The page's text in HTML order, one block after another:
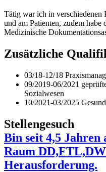
Tätig war ich in verschiedenen
und am Patienten, zudem
Medizinische
Zusätzliche
03/18-12/18
09/2019-06/2021
Sozialwesen
10/2021-03/2025
Stellengesuch
Bin seit 4,5 Jahren
Raum
Herausforderung.